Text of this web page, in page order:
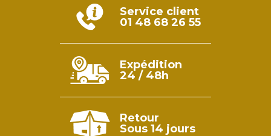
Service client
01 48 68 26 55
Expédition
24 / 48h
Retour
Sous 14 jours